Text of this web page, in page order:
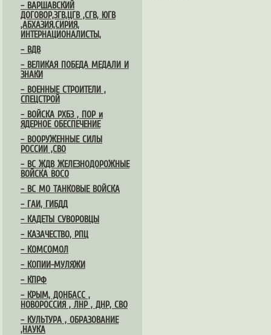
– ВАРШАВСКИЙ
ДОГОВОР,ЗГВ,ЦГВ ,СГВ, ЮГВ
,АБХАЗИЯ,СИРИЯ,
ИНТЕРНАЦИОНАЛИСТЫ,
– ВДВ
– ВЕЛИКАЯ ПОБЕДА МЕДАЛИ И
ЗНАКИ
– ВОЕННЫЕ СТРОИТЕЛИ ,
СПЕЦСТРОЙ
– ВОЙСКА РХБЗ , ПОР и
ЯДЕРНОЕ ОБЕСПЕЧЕНИЕ
– ВООРУЖЕННЫЕ СИЛЫ
РОССИИ ,СВО
– ВС ЖДВ ЖЕЛЕЗНОДОРОЖНЫЕ
ВОЙСКА ВОСО
– ВС МО ТАНКОВЫЕ ВОЙСКА
– ГАИ, ГИБДД
– КАДЕТЫ СУВОРОВЦЫ
– КАЗАЧЕСТВО, РПЦ
– КОМСОМОЛ
– КОПИИ-МУЛЯЖИ
– КПРФ
– КРЫМ, ДОНБАСС ,
НОВОРОССИЯ , ЛНР , ДНР, СВО
– КУЛЬТУРА , ОБРАЗОВАНИЕ
,НАУКА